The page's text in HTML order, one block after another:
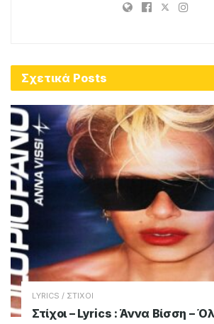
Σχετικά Posts
LYRICS / ΣΤΙΧΟΙ
Στίχοι – Lyrics : Άννα Βίσση –